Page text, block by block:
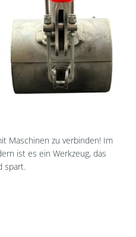
Maschinen zu verbinden! Im
ist es ein Werkzeug, das
spart.